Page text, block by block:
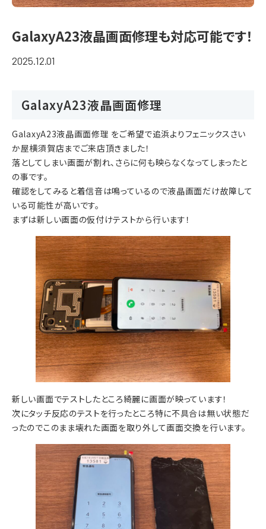
GalaxyA23液晶画面修理も対応可能です！
2025.12.01
GalaxyA23液晶画面修理
GalaxyA23液晶画面修理 をご希望で追浜よりフェニックスさい
か屋横須賀店までご来店頂きました！
落としてしまい画面が割れ、さらに何も映らなくなってしまったと
の事です。
確認をしてみると着信音は鳴っているので液晶画面だけ故障して
いる可能性が高いです。
まずは新しい画面の仮付けテストから行います！
新しい画面でテストしたところ綺麗に画面が映っています！
次にタッチ反応のテストを行ったところ特に不具合は無い状態だ
ったのでこのまま壊れた画面を取り外して画面交換を行います。